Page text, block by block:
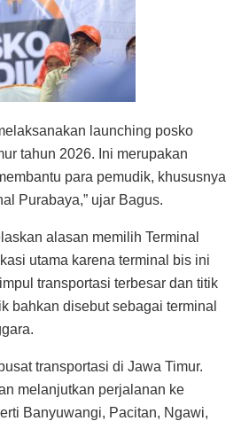
launching posko
tahun 2026. Ini merupakan
para pemudik, khususnya
Purabaya,” ujar Bagus.
alasan memilih Terminal
utama karena terminal bis ini
transportasi terbesar dan titik
bahkan disebut sebagai terminal
transportasi di Jawa Timur.
melanjutkan perjalanan ke
Banyuwangi, Pacitan, Ngawi,